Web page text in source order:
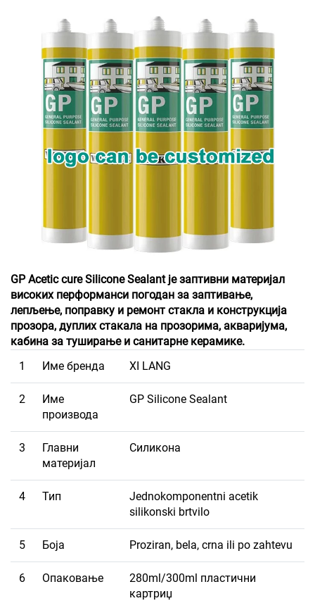
GP Acetic cure Silicone Sealant је заптивни материјал
високих перформанси погодан за заптивање,
лепљење, поправку и ремонт стакла и конструкција
прозора, дуплих стакала на прозорима, акваријума,
кабина за туширање и санитарне керамике.
1
Име бренда XI LANG
2
Име
производа
GP Silicone Sealant
3
Главни
материјал
Силикона
4 Тип
Jednokomponentni acetik
silikonski brtvilo
5 Боја Proziran, bela, crna ili po zahtevu
6 Опаковање
280ml/300ml пластични
картриџ